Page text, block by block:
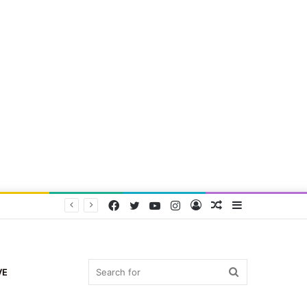
Random
Log
Instagram
YouTube
Twitter
Facebook